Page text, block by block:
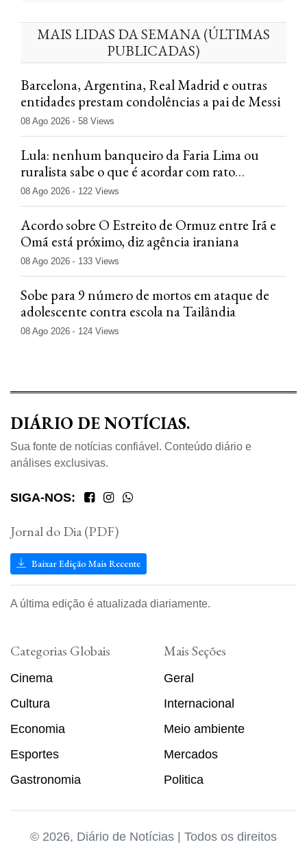
MAIS LIDAS DA SEMANA (ÚLTIMAS
PUBLICADAS)
Barcelona, Argentina, Real Madrid e outras
entidades prestam condolências a pai de Messi
08 Ago 2026 58 Views
Lula: nenhum banqueiro da Faria Lima ou
ruralista sabe o que é acordar com rato
nadando em casa
08 Ago 2026 122 Views
Acordo sobre O Estreito de Ormuz entre Irã e
Omã está próximo, diz agência iraniana
08 Ago 2026 133 Views
Sobe para 9 número de mortos em ataque de
adolescente contra escola na Tailândia
08 Ago 2026 124 Views
DIÁRIO DE NOTÍCIAS.
Sua fonte de notícias confiável. Conteúdo diário e
análises exclusivas.
SIGA-NOS:
Jornal do Dia (PDF)
Baixar Edição Mais Recente
A última edição é atualizada diariamente.
Categorias Globais
Cinema
Cultura
Economia
Esportes
Gastronomia
Mais Seções
Geral
Internacional
Meio ambiente
Mercados
Politica
© 2026, Diário de Notícias | Todos os direitos